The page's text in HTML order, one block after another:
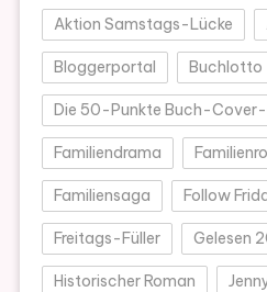
Aktion Samstags-Lücke
Bloggerportal Buchlotto
Die 50-Punkte Buch-
Familiendrama
Familiensaga Follow
Freitags-Füller Gelesen
Historischer Roman